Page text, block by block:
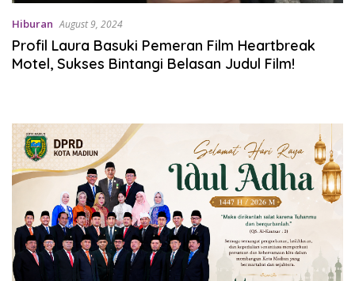
Hiburan August 9, 2024
Profil Laura Basuki Pemeran Film Heartbreak
Motel, Sukses Bintangi Belasan Judul Film!